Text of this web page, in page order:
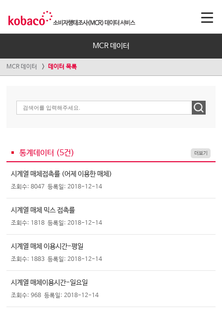
MCR 데이터
MCR 데이터 데이터 목록
통계데이터 (5건) 더보기
시계열 매체접촉률 (어제 이용한 매체)
조회수: 8047 등록일: 2018-12-14
시계열 매체 믹스 접촉률
조회수: 1818 등록일: 2018-12-14
시계열 매체 이용시간-평일
조회수: 1883 등록일: 2018-12-14
시계열 매체이용시간-일요일
조회수: 968 등록일: 2018-12-14